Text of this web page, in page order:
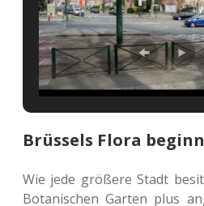
Brüssels Flora
Wie jede grö­ße­re Stadt
Bota­ni­schen Garten plus